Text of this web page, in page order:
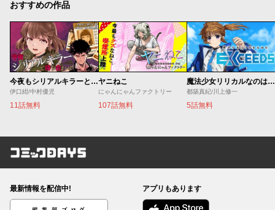
おすすめの作品
今夜もシリアルキラーと待ち合わせ
伊口紺/中村優児
11話無料
ヤニねこ
にゃんにゃんファクトリー
107話無料
魔法少女リリカルなのは EXCEEDS
都築真紀/川上修一
5話無料
コミックDAYS
最新情報を配信中!
編集部ブログ
アプリもあります